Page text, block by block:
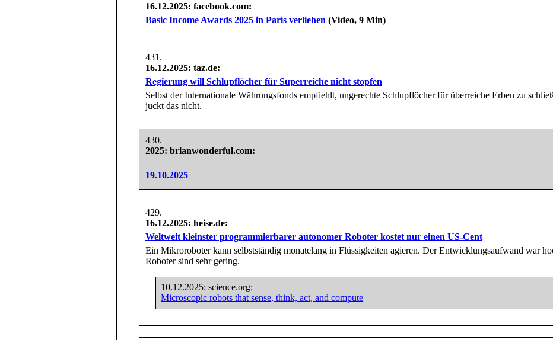
16.12.2025: facebook.com:
Basic Income Awards 2025 in Paris verliehen (Video, 9 Min)
16.12.2025: taz.de:
Regierung will Schlupflöcher für Superreiche nicht stopfen
Selbst der Internationale Währungsfonds empfiehlt, ungerechte Schlupflöcher für überreiche Erben zu
juckt das nicht.
2025: brianwonderful.com:
19.10.2025
16.12.2025: heise.de:
Weltweit kleinster programmierbarer autonomer Roboter kostet nur einen US-Cent
Ein Mikroroboter kann selbstständig monatelang in Flüssigkeiten agieren. Der Entwicklungsaufwand war
Roboter sind sehr gering.
10.12.2025: science.org:
Microscopic robots that sense, think, act, and compute